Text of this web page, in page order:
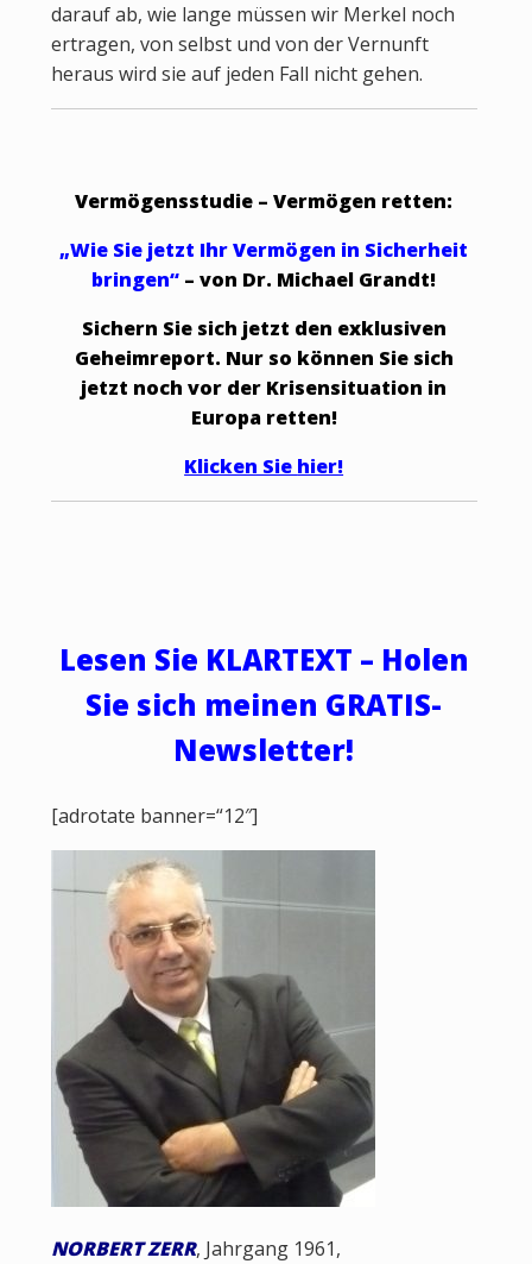
darauf ab, wie lange müssen wir Merkel noch
ertragen, von selbst und von der Vernunft
heraus wird sie auf jeden Fall nicht gehen.
Vermögensstudie – Vermögen retten:
„Wie Sie jetzt Ihr Vermögen in Sicherheit
bringen“ – von Dr. Michael Grandt!
Sichern Sie sich jetzt den exklusiven
Geheimreport. Nur so können Sie sich
jetzt noch vor der Krisensituation in
Europa retten!
Klicken Sie hier!
Lesen Sie KLARTEXT – Holen
Sie sich meinen GRATIS-
Newsletter!
[adrotate banner=“12″]
NORBERT ZERR, Jahrgang 1961,